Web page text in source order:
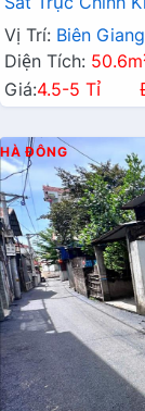
Mở Rộng
Vị Trí: Biên Giang
Diện Tích:
Giá:4.5-5 Tỉ
HÀ ĐÔNG